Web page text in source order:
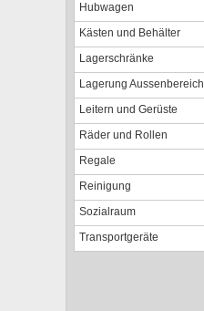
Hubwagen
Kästen und Behälter
Lagerschränke
Lagerung Aussenbereich
Leitern und Gerüste
Räder und Rollen
Regale
Reinigung
Sozialraum
Transportgeräte